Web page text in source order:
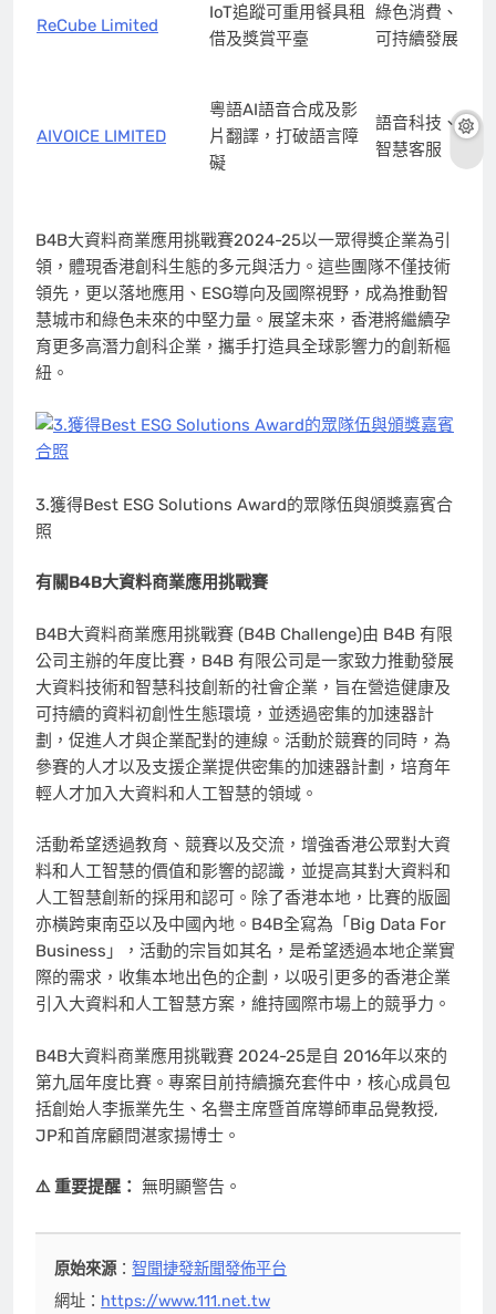
ReCube Limited
IoT追蹤可重用餐具租
借及獎賞平臺
綠色消費、
可持續發展
AIVOICE LIMITED
粵語AI語音合成及影
片翻譯，打破語言障
礙
語音科技、
智慧客服
B4B大資料商業應用挑戰賽2024-25以一眾得獎企業為引
領，體現香港創科生態的多元與活力。這些團隊不僅技術
領先，更以落地應用、ESG導向及國際視野，成為推動智
慧城市和綠色未來的中堅力量。展望未來，香港將繼續孕
育更多高潛力創科企業，攜手打造具全球影響力的創新樞
紐。
3.獲得Best ESG Solutions Award的眾隊伍與頒獎嘉賓合
照
有關B4B大資料商業應用挑戰賽
B4B大資料商業應用挑戰賽 (B4B Challenge)由 B4B 有限
公司主辦的年度比賽，B4B 有限公司是一家致力推動發展
大資料技術和智慧科技創新的社會企業，旨在營造健康及
可持續的資料初創性生態環境，並透過密集的加速器計
劃，促進人才與企業配對的連線。活動於競賽的同時，為
參賽的人才以及支援企業提供密集的加速器計劃，培育年
輕人才加入大資料和人工智慧的領域。
活動希望透過教育、競賽以及交流，增強香港公眾對大資
料和人工智慧的價值和影響的認識，並提高其對大資料和
人工智慧創新的採用和認可。除了香港本地，比賽的版圖
亦橫跨東南亞以及中國內地。B4B全寫為「Big Data For
Business」，活動的宗旨如其名，是希望透過本地企業實
際的需求，收集本地出色的企劃，以吸引更多的香港企業
引入大資料和人工智慧方案，維持國際市場上的競爭力。
B4B大資料商業應用挑戰賽 2024-25是自 2016年以來的
第九屆年度比賽。專案目前持續擴充套件中，核心成員包
括創始人李振業先生、名譽主席暨首席導師車品覺教授,
JP和首席顧問湛家揚博士。
⚠️ 重要提醒： 無明顯警告。
原始來源：智聞捷發新聞發佈平台
網址： https://www.111.net.tw